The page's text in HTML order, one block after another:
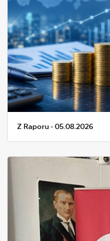
Z Raporu - 05.08.2026